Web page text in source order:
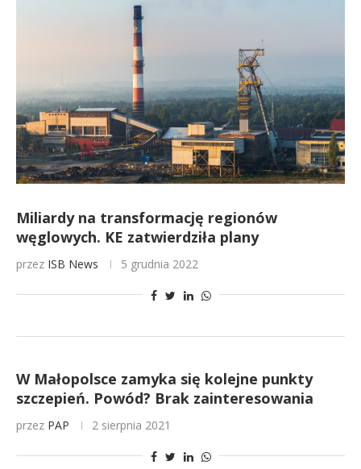
Miliardy na transformację regionów
węglowych. KE zatwierdziła plany
przez ISB News 5 grudnia 2022
W Małopolsce zamyka się kolejne punkty
szczepień. Powód? Brak zainteresowania
przez PAP 2 sierpnia 2021